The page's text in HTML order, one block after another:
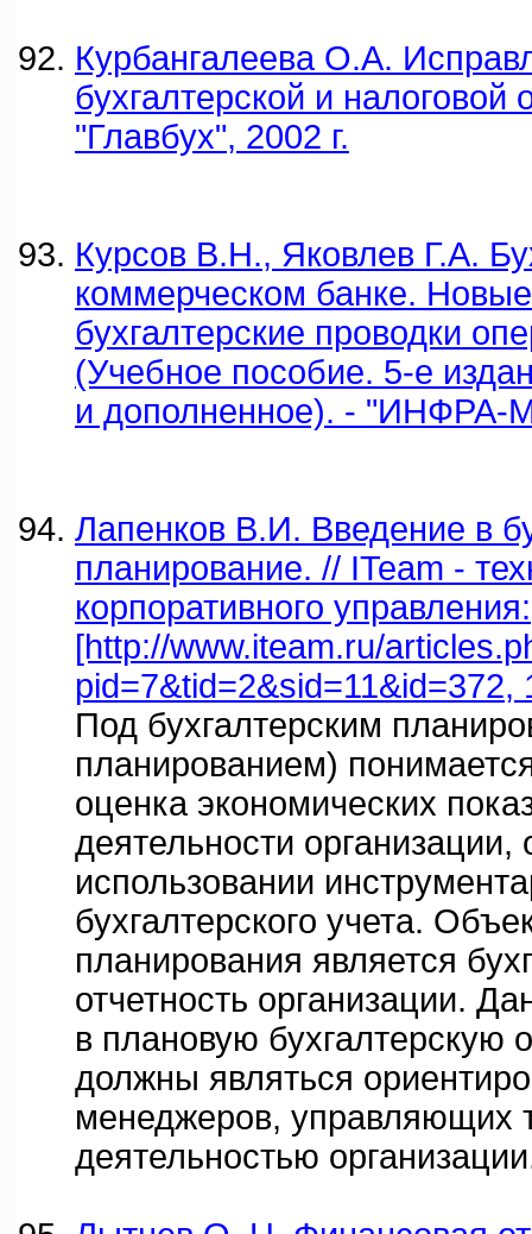
Курбангалеева О.А.
бухгалтерской и налоговой
"Главбух", 2002 г.
Курсов В.Н., Яковлев Г.А.
коммерческом банке.
бухгалтерские проводки
(Учебное пособие. 5-е
и дополненное). - "ИНФРА-
Лапенков В.И. Введение в
планирование. // ITeam -
корпоративного управления:
[http://www.iteam.ru/
pid=7&tid=2&sid=11&id=372,
Под бухгалтерским
планированием)
оценка экономических
деятельности организации,
использовании
бухгалтерского учета.
планирования является
отчетность организации.
в плановую бухгалтерскую
должны являться
менеджеров, управляющих
деятельностью